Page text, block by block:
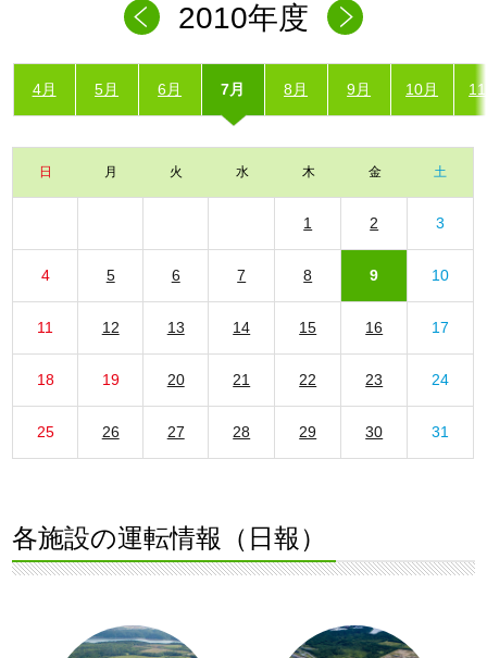
2010年度
4月 5月 6月 7月 8月 9月 10月
日 月 火 水 木 金 土
1 2 3
4 5 6 7 8 9 10
11 12 13 14 15 16 17
18 19 20 21 22 23 24
25 26 27 28 29 30 31
各施設の運転情報（日報）